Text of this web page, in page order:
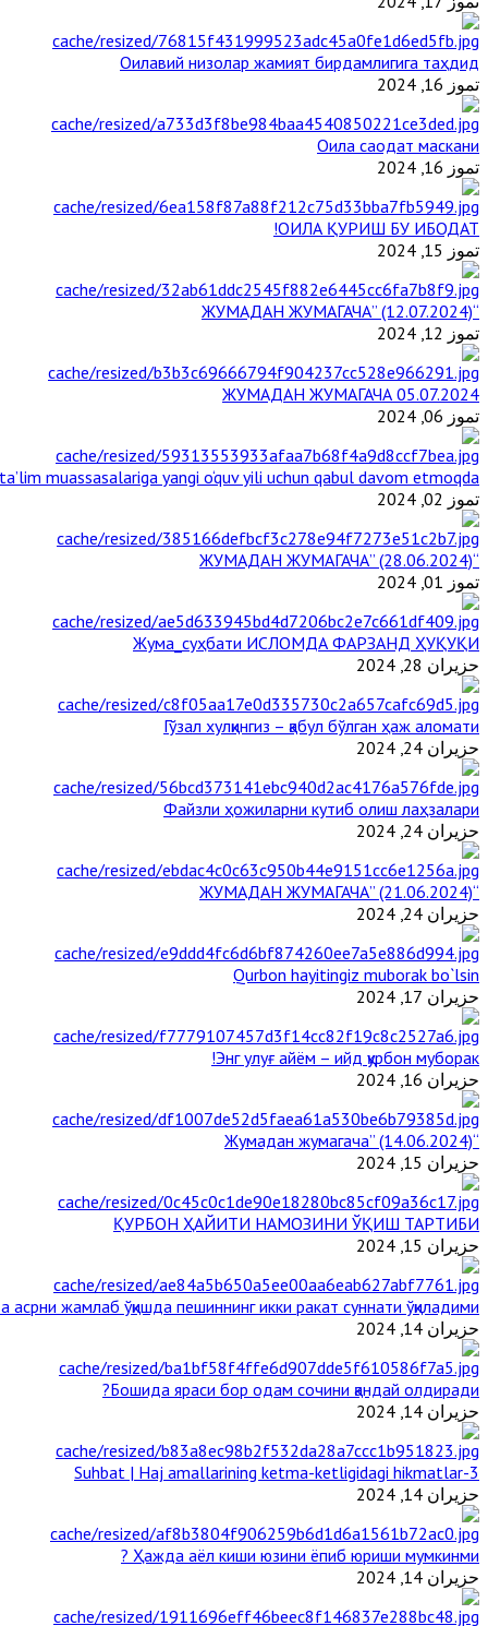
Оилавий низолар жамият бирдамлигига таҳдид
تموز 16, 2024
Оила саодат маскани
تموز 16, 2024
ОИЛА ҚУРИШ БУ ИБОДАТ!
تموز 15, 2024
“ЖУМАДАН ЖУМАГАЧА” (12.07.2024)
تموز 12, 2024
ЖУМАДАН ЖУМАГАЧА 05.07.2024
تموز 06, 2024
muassasalariga yangi o‘quv yili uchun qabul davom etmoqda
تموز 02, 2024
“ЖУМАДАН ЖУМАГАЧА” (28.06.2024)
تموز 01, 2024
Жума_суҳбати ИСЛОМДА ФАРЗАНД ҲУҚУҚИ
حزيران 28, 2024
Гўзал хулқингиз – қабул бўлган ҳаж аломати
حزيران 24, 2024
Файзли ҳожиларни кутиб олиш лаҳзалари
حزيران 24, 2024
“ЖУМАДАН ЖУМАГАЧА” (21.06.2024)
حزيران 24, 2024
Qurbon hayitingiz muborak bo`lsin
حزيران 17, 2024
Энг улуғ айём – ийд қурбон муборак!
حزيران 16, 2024
“Жумадан жумагача” (14.06.2024)
حزيران 15, 2024
ҚУРБОН ҲАЙИТИ НАМОЗИНИ ЎҚИШ ТАРТИБИ
حزيران 15, 2024
жамлаб ўқишда пешиннинг икки ракат суннати ўқиладими?
حزيران 14, 2024
Бошида яраси бор одам сочини қандай олдиради?
حزيران 14, 2024
3-Suhbat | Haj amallarining ketma-ketligidagi hikmatlar
حزيران 14, 2024
Ҳажда аёл киши юзини ёпиб юриши мумкинми ?
حزيران 14, 2024